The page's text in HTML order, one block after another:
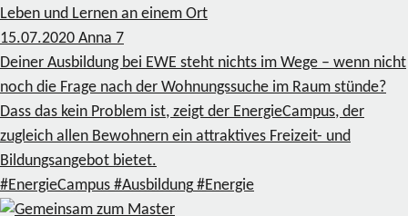
Leben und Lernen an einem Ort
15.07.2020 Anna 7
Deiner Ausbildung bei EWE steht nichts im Wege – wenn nicht
noch die Frage nach der Wohnungssuche im Raum stünde?
Dass das kein Problem ist, zeigt der EnergieCampus, der
zugleich allen Bewohnern ein attraktives Freizeit- und
Bildungsangebot bietet.
#EnergieCampus #Ausbildung #Energie